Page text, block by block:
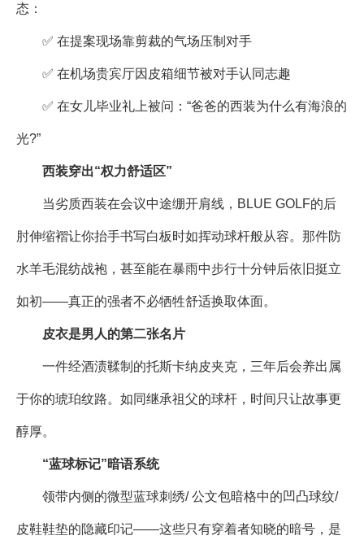
态：
✅ 在提案现场靠剪裁的气场压制对手
✅ 在机场贵宾厅因皮箱细节被对手认同志趣
✅ 在女儿毕业礼上被问：“爸爸的西装为什么有海浪的
光?”
西装穿出“权力舒适区”
当劣质西装在会议中途绷开肩线，BLUE GOLF的后
肘伸缩褶让你抬手书写白板时如挥动球杆般从容。那件防
水羊毛混纺战袍，甚至能在暴雨中步行十分钟后依旧挺立
如初——真正的强者不必牺牲舒适换取体面。
皮衣是男人的第二张名片
一件经酒渍鞣制的托斯卡纳皮夹克，三年后会养出属
于你的琥珀纹路。如同继承祖父的球杆，时间只让故事更
醇厚。
“蓝球标记”暗语系统
领带内侧的微型蓝球刺绣/ 公文包暗格中的凹凸球纹/
皮鞋鞋垫的隐藏印记——这些只有穿着者知晓的暗号，是